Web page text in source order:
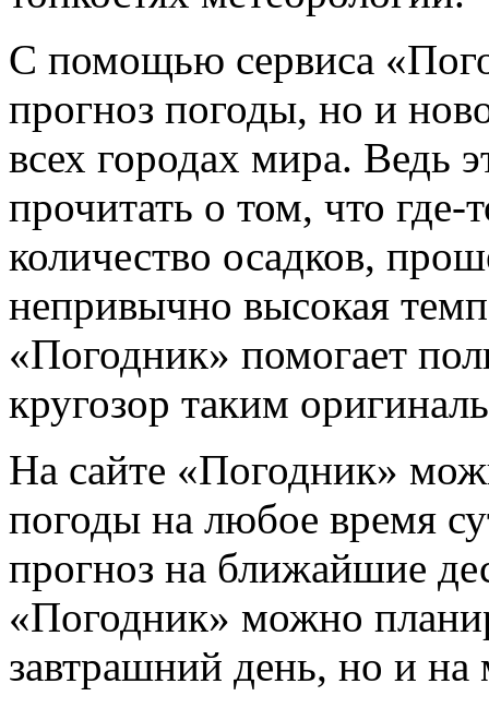
С помощью сервиса
прогноз погоды, но и
всех городах мира. Ведь
прочитать о том, что где-
количество осадков,
непривычно высокая
«Погодник» помогает
кругозор таким
На сайте «Погодник»
погоды на любое время
прогноз на ближайшие
«Погодник» можно
завтрашний день, но и на